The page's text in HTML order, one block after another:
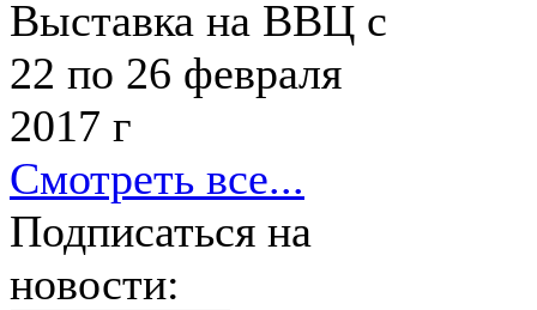
Выставка на ВВЦ с
22 по 26 февраля
2017 г
Смотреть все...
Подписаться на
новости: